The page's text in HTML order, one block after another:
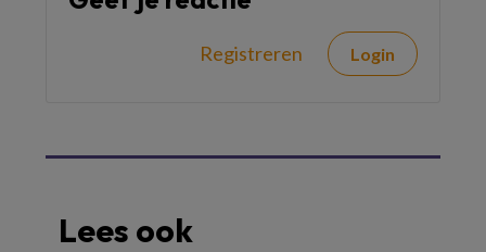
Registreren Login
Lees ook